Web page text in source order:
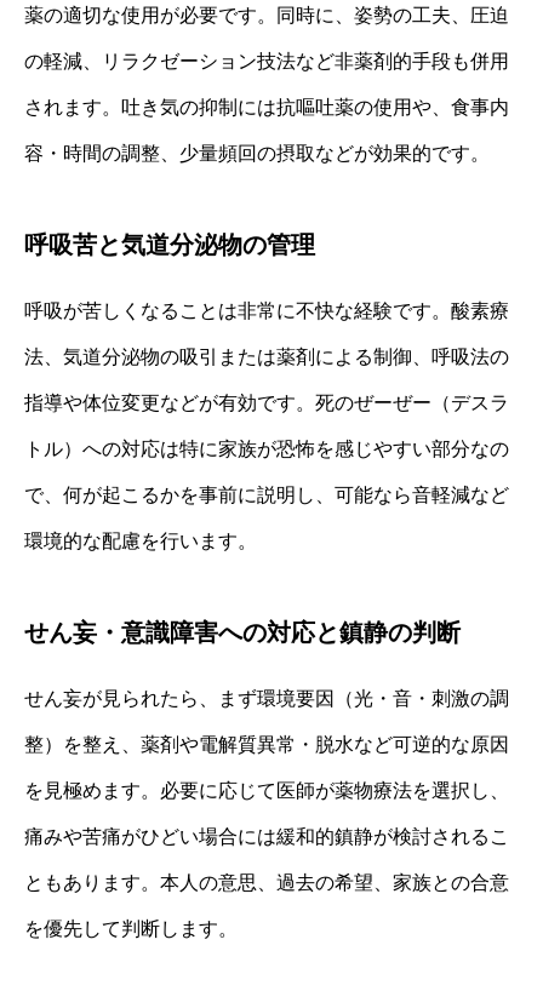
薬の適切な使用が必要です。同時に、姿勢の工夫、圧迫
の軽減、リラクゼーション技法など非薬剤的手段も併用
されます。吐き気の抑制には抗嘔吐薬の使用や、食事内
容・時間の調整、少量頻回の摂取などが効果的です。
呼吸苦と気道分泌物の管理
呼吸が苦しくなることは非常に不快な経験です。酸素療
法、気道分泌物の吸引または薬剤による制御、呼吸法の
指導や体位変更などが有効です。死のぜーぜー（デスラ
トル）への対応は特に家族が恐怖を感じやすい部分なの
で、何が起こるかを事前に説明し、可能なら音軽減など
環境的な配慮を行います。
せん妄・意識障害への対応と鎮静の判断
せん妄が見られたら、まず環境要因（光・音・刺激の調
整）を整え、薬剤や電解質異常・脱水など可逆的な原因
を見極めます。必要に応じて医師が薬物療法を選択し、
痛みや苦痛がひどい場合には緩和的鎮静が検討されるこ
ともあります。本人の意思、過去の希望、家族との合意
を優先して判断します。